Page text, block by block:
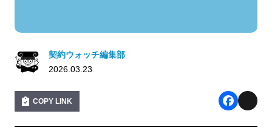
契約ウォッチ編集部
2026.03.23
COPY LINK